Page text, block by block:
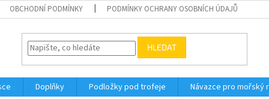
OBCHODNÍ PODMÍNKY PODMÍNKY OCHRANY OSOBNÍCH ÚDAJŮ
HLEDAT
Doplňky Podložky pod trofeje Návazce pro mořský